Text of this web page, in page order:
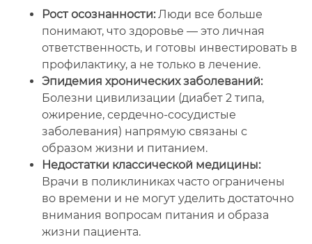
Рост осознанности:Люди все больше
понимают, что здоровье — это личная
ответственность, и готовы инвестировать в
профилактику, а не только в лечение.
Эпидемия хронических заболеваний:
Болезни цивилизации (диабет 2 типа,
ожирение, сердечно-сосудистые
заболевания) напрямую связаны с
образом жизни и питанием.
Недостатки классической медицины:
Врачи в поликлиниках часто ограничены
во времени и не могут уделить достаточно
внимания вопросам питания и образа
жизни пациента.